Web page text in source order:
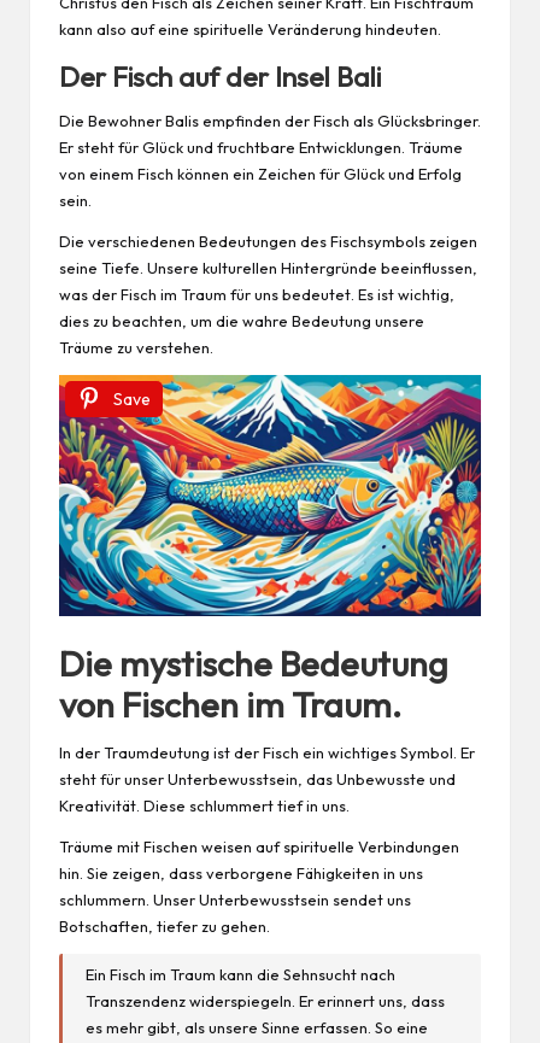
kann also auf eine spirituelle Veränderung hindeuten.
Der Fisch auf der Insel Bali
Die Bewohner Balis empfinden der Fisch als Glücksbringer.
Er steht für Glück und fruchtbare Entwicklungen. Träume
von einem Fisch können ein Zeichen für Glück und Erfolg
sein.
Die verschiedenen Bedeutungen des Fischsymbols zeigen
seine Tiefe. Unsere kulturellen Hintergründe beeinflussen,
was der Fisch im Traum für uns bedeutet. Es ist wichtig,
dies zu beachten, um die wahre Bedeutung unsere
Träume zu verstehen.
Save
Die mystische Bedeutung
von Fischen im Traum.
In der Traumdeutung ist der Fisch ein wichtiges Symbol. Er
steht für unser Unterbewusstsein, das Unbewusste und
Kreativität. Diese schlummert tief in uns.
Träume mit Fischen weisen auf spirituelle Verbindungen
hin. Sie zeigen, dass verborgene Fähigkeiten in uns
schlummern. Unser Unterbewusstsein sendet uns
Botschaften, tiefer zu gehen.
Ein Fisch im Traum kann die Sehnsucht nach
Transzendenz widerspiegeln. Er erinnert uns, dass
es mehr gibt, als unsere Sinne erfassen. So eine